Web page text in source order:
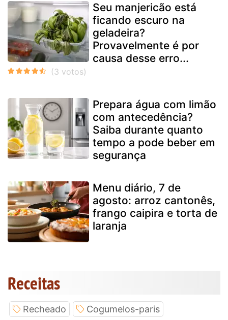
Seu manjericão está
ficando escuro na
geladeira?
Provavelmente é por
causa desse erro...
Prepara água com limão
com antecedência?
Saiba durante quanto
tempo a pode beber em
segurança
Menu diário, 7 de
agosto: arroz cantonês,
frango caipira e torta de
laranja
Receitas
Recheado
Cogumelos-paris